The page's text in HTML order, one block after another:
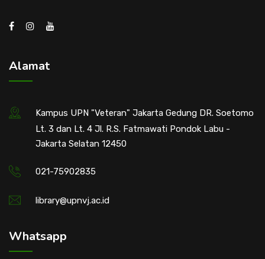
Alamat
Kampus UPN "Veteran" Jakarta Gedung DR. Soetomo
Lt. 3 dan Lt. 4 Jl. R.S. Fatmawati Pondok Labu -
Jakarta Selatan 12450
021-75902835
library@upnvj.ac.id
Whatsapp